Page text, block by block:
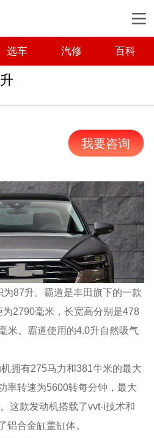
选车 汽修 百科
我要咨询
87升。霸道是丰田旗下的一款
2790毫米，长宽高分别是478
米。霸道使用的4.0升自然吸气
拥有275马力和381牛米的最大
率转速为5600转每分钟，最大
这款发动机搭载了vvt-i技术和
铝合金缸盖缸体。